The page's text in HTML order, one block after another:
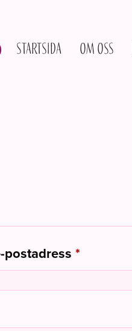
Startsida Om oss
postadress*